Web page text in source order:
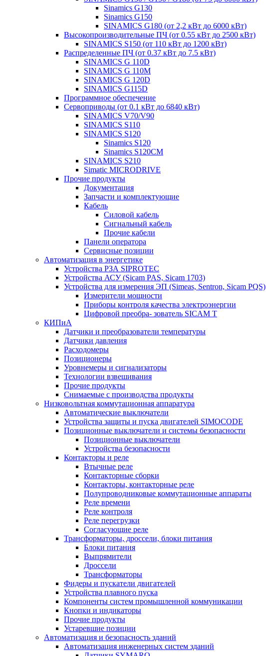
Sinamics G130
Sinamics G150
SINAMICS G180 (от 2,2 кВт до 6000 кВт)
Высокопроизводительные ПЧ (от 0.55 кВт до 2500 кВт)
SINAMICS S150 (от 110 кВт до 1200 кВт)
Распределенные ПЧ (от 0.37 кВт до 7.5 кВт)
SINAMICS G 110D
SINAMICS G 110M
SINAMICS G 120D
SINAMICS G115D
Программное обеспечение
Сервоприводы (от 0.1 кВт до 6840 кВт)
SINAMICS V70/V90
SINAMICS S110
SINAMICS S120
Sinamics S120
Sinamics S120CM
SINAMICS S210
Simatic MICRODRIVE
Прочие продукты
Документация
Запчасти и комплектующие
Кабель
Силовой кабель
Сигнальный кабель
Прочие кабели
Панели оператора
Сервисные позиции
Автоматизация в энергетике
Устройства РЗА SIPROTEC
Устройства АСУ (Sicam PAS, Sicam 1703)
Устройства для измерения ЭП (Simeas, Sentron, Sicam PQS)
Измерители мощности
Приборы контроля качества электроэнергии
Цифровой преобра- зователь SICAM T
КИПиА
Датчики и преобразователи температуры
Датчики давления
Расходомеры
Позиционеры
Уровнемеры и сигнализаторы
Технологии взвешивания
Прочие продукты
Снимаемые с производства продукты
Низковольтная коммутационная аппаратура
Автоматические выключатели
Устройства защиты и пуска двигателей SIMOCODE
Позиционные выключатели и системы безопасности
Позиционные выключатели
Устройства безопасности
Контакторы и реле
Втычные реле
Контакторные сборки
Контакторы, контакторные реле
Полупроводниковые коммутационные аппараты
Реле времени
Реле контроля
Реле перегрузки
Согласующие реле
Трансформаторы, дроссели, блоки питания
Блоки питания
Выпрямители
Дроссели
Трансформаторы
Фидеры и пускатели двигателей
Устройства плавного пуска
Компоненты систем промышленной коммуникации
Кнопки и индикаторы
Прочие продукты
Устаревшие позиции
Автоматизация и безопасность зданий
Автоматизация инженерных систем зданий